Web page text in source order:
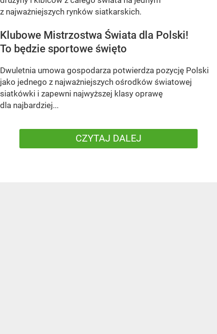
z najważniejszych rynków siatkarskich.
Klubowe Mistrzostwa Świata dla Polski!
To będzie sportowe święto
Dwuletnia umowa gospodarza potwierdza pozycję Polski
jako jednego z najważniejszych ośrodków światowej
siatkówki i zapewni najwyższej klasy oprawę
dla najbardziej...
CZYTAJ DALEJ